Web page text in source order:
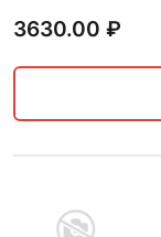
3630.00 ₽